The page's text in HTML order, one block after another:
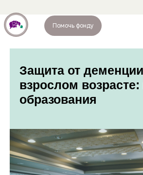
Помочь фонду
Защита от
взрослом
образования